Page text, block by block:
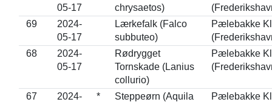
05-17
chrysaetos)
69
2024-
05-17
Lærkefalk (Falco
subbuteo)
Pælebakke
68
2024-
05-17
Rødrygget
Tornskade (Lanius
collurio)
Pælebakke
67
2024-
*
Steppeørn (Aquila
Pælebakke